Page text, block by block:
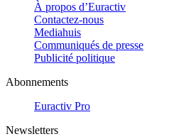
À propos d’Euractiv
Contactez-nous
Mediahuis
Communiqués de presse
Publicité politique
Abonnements
Euractiv Pro
Newsletters